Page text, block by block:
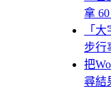
拿
「
步行
把
尋結